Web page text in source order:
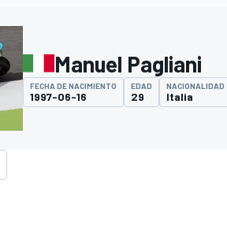
Manuel Pagliani
FECHA DE NACIMIENTO
1997-06-16
EDAD
29
NACIONALIDAD
Italia